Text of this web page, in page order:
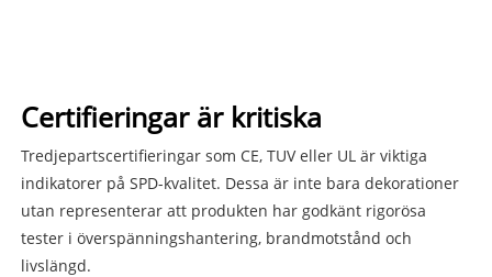
Certifieringar är kritiska
Tredjepartscertifieringar som CE, TUV eller UL är viktiga
indikatorer på SPD-kvalitet. Dessa är inte bara dekorationer
utan representerar att produkten har godkänt rigorösa
tester i överspänningshantering, brandmotstånd och
livslängd.